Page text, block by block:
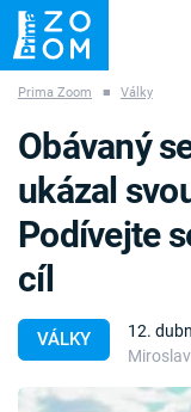
ZÁHADY
Témata
Témata
Prima Zoom ■ Války
VÁLKY
12.
Obávaný
ukázal
Podívejte
cíl